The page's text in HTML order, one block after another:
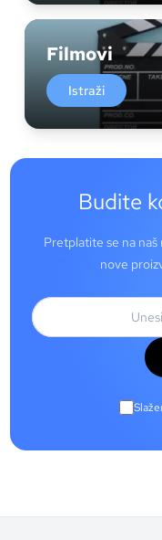
Filmovi
Istraži
Budite
Pretplatite se na
nove